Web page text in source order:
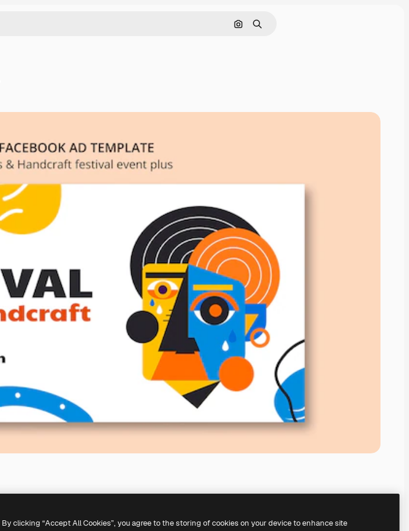
Pesquisar por imagem
Buscar
By clicking “Accept All Cookies”, you agree to the storing of cookies on your device to enhance site